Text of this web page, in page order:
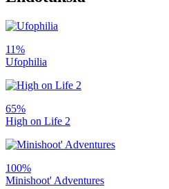
11%
Ufophilia
65%
High on Life 2
100%
Minishoot' Adventures